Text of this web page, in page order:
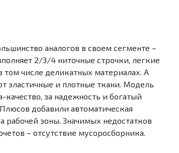
аналогов в своем сегменте –
2/3/4 ниточные строчки, легкие
том числе деликатных материалах. А
эластичные и плотные ткани. Модель
за надежность и богатый
добавили автоматическая
рабочей зоны. Значимых недостатков
– отсутствие мусоросборника.